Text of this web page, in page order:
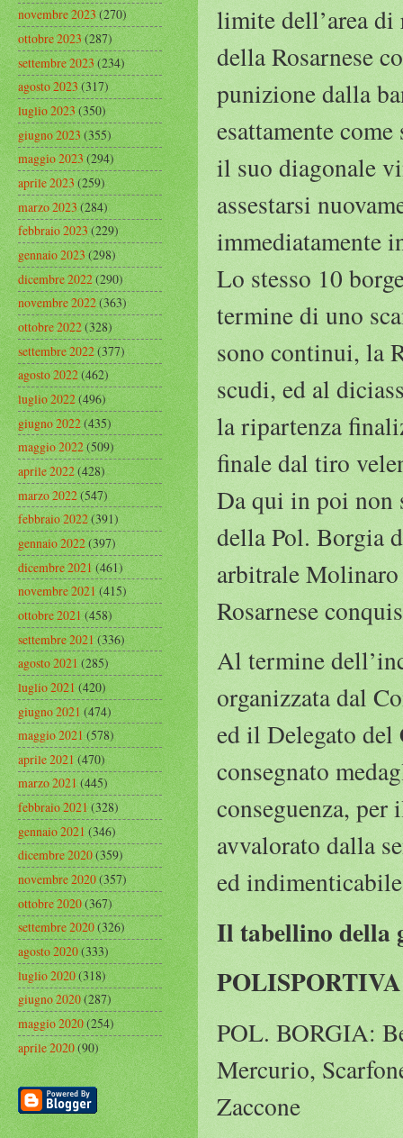
limite dell’area
della Rosarnese
punizione dalla
esattamente
il suo diagonale
assestarsi
immediatamente
Lo stesso 10
termine di uno
sono continui, la
scudi, ed al
la ripartenza
finale dal tiro
Da qui in poi non
della Pol. Borgia
arbitrale Molinaro
Rosarnese
Al termine
organizzata dal
ed il Delegato del
consegnato
conseguenza,
avvalorato dalla
ed
Il tabellino della
POL. BORGIA:
Mercurio,
Zaccone
novembre 2023(270)
ottobre 2023(287)
settembre 2023(234)
agosto 2023(317)
luglio 2023(350)
giugno 2023(355)
maggio 2023(294)
aprile 2023(259)
marzo 2023(284)
febbraio 2023(229)
gennaio 2023(298)
dicembre 2022(290)
novembre 2022(363)
ottobre 2022(328)
settembre 2022(377)
agosto 2022(462)
luglio 2022(496)
giugno 2022(435)
maggio 2022(509)
aprile 2022(428)
marzo 2022(547)
febbraio 2022(391)
gennaio 2022(397)
dicembre 2021(461)
novembre 2021(415)
ottobre 2021(458)
settembre 2021(336)
agosto 2021(285)
luglio 2021(420)
giugno 2021(474)
maggio 2021(578)
aprile 2021(470)
marzo 2021(445)
febbraio 2021(328)
gennaio 2021(346)
dicembre 2020(359)
novembre 2020(357)
ottobre 2020(367)
settembre 2020(326)
agosto 2020(333)
luglio 2020(318)
giugno 2020(287)
maggio 2020(254)
aprile 2020(90)